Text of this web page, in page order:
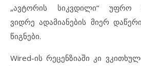
„ავტორის სიკვდილი“ უფრო
ვიდრე ადამიანების მიერ
წიგნები.
Wired-ის რეცენზიაში კი